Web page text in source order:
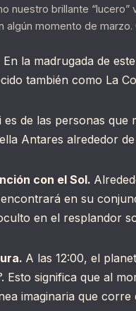
nuestro brillante
algún momento de
En la madrugada de
también como La
es de las personas
Antares alrededor
con el Sol.
en su
en el resplandor
A las 12:00, el
Esto significa que al
imaginaria que